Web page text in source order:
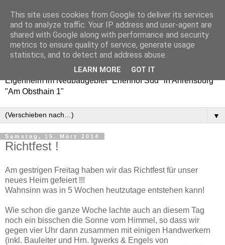
Erlenhof 38 - Auf nach
Ahrensburg!
Baublog / Bautagebuch über den Weg zu unserem
Eigenheim im Neubaugebiet "Erlenhof Süd" in Ahrensburg
"Am Obsthain 1"
▼
Samstag, 15. März 2014
Richtfest !
Am gestrigen Freitag haben wir das Richtfest für unser
neues Heim gefeiert !!!
Wahnsinn was in 5 Wochen heutzutage entstehen kann!
Wie schon die ganze Woche lachte auch an diesem Tag
noch ein bisschen die Sonne vom Himmel, so dass wir
gegen vier Uhr dann zusammen mit einigen Handwerkern
(inkl. Bauleiter und Hrn. Igwerks & Engels von
This site uses cookies from Google to deliver its services
and to analyze traffic. Your IP address and user-agent are
shared with Google along with performance and security
metrics to ensure quality of service, generate usage
statistics, and to detect and address abuse.
LEARN MORE GOT IT